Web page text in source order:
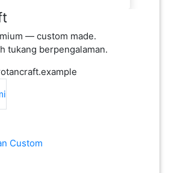
— custom made.
tukang berpengalaman.
Custom